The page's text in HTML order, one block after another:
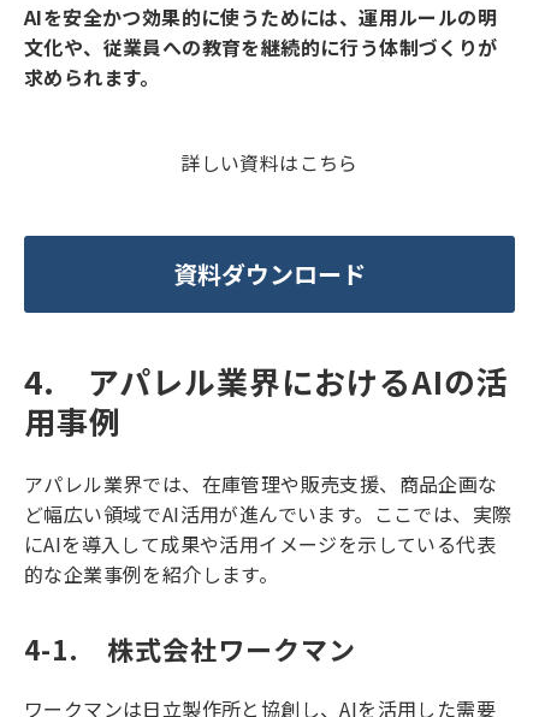
AIを安全かつ効果的に使うためには、運用ルールの明
文化や、従業員への教育を継続的に行う体制づくりが
求められます。
詳しい資料はこちら
資料ダウンロード
4.　アパレル業界におけるAIの活
用事例
アパレル業界では、在庫管理や販売支援、商品企画な
ど幅広い領域でAI活用が進んでいます。ここでは、実際
にAIを導入して成果や活用イメージを示している代表
的な企業事例を紹介します。
4-1.　株式会社ワークマン
ワークマンは日立製作所と協創し、AIを活用した需要